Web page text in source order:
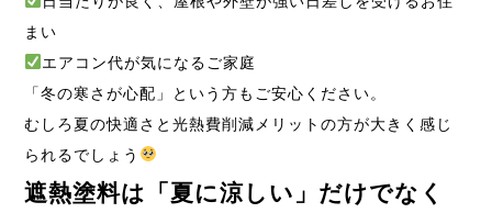
まい
エアコン代が気になるご家庭
「冬の寒さが心配」という方もご安心ください。
むしろ夏の快適さと光熱費削減メリットの方が大きく感じ
られるでしょう
遮熱塗料は「夏に涼しい」だけでなく